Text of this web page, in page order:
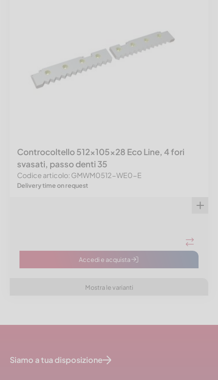
Controcoltello 512x105x28 Eco Line, 4 fori
svasati, passo denti 35
Codice articolo: GMWM0512-WE0-E
Delivery time on request
Accedi e acquista
Mostra le varianti
Siamo a tua disposizione